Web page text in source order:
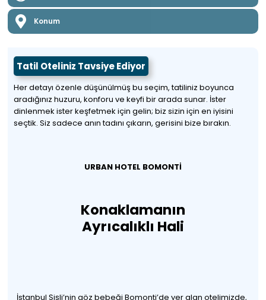
Konum
Tatil Oteliniz Tavsiye Ediyor
Her detayı özenle düşünülmüş bu seçim, tatiliniz boyunca
aradığınız huzuru, konforu ve keyfi bir arada sunar. İster
dinlenmek ister keşfetmek için gelin; biz sizin için en iyisini
seçtik. Siz sadece anın tadını çıkarın, gerisini bize bırakın.
URBAN HOTEL BOMONTİ
Konaklamanın
Ayrıcalıklı Hali
İstanbul Şişli’nin göz bebeği Bomonti’de yer alan otelimizde,